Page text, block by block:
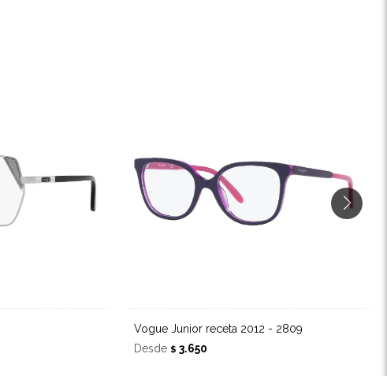
Vogue Junior receta 2012 - 2809
Desde $ 3.650